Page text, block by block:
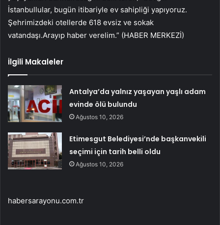
İstanbullular, bugün itibariyle ev sahipliği yapıyoruz.
Şehrimizdeki otellerde 618 evsiz ve sokak
vatandaşı.Arayıp haber verelim.” (HABER MERKEZİ)
İlgili Makaleler
Antalya’da yalnız yaşayan yaşlı adam
evinde ölü bulundu
Ağustos 10, 2026
Etimesgut Belediyesi’nde başkanvekili
seçimi için tarih belli oldu
Ağustos 10, 2026
habersarayonu.com.tr